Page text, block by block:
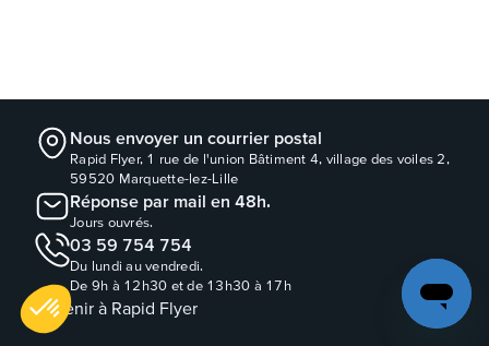
Nous envoyer un courrier postal
Rapid Flyer, 1 rue de l'union Bâtiment 4, village des voiles 2,
59520 Marquette-lez-Lille
Réponse par mail en 48h.
Jours ouvrés.
03 59 754 754
Du lundi au vendredi.
De 9h à 12h30 et de 13h30 à 17h
Revenir à Rapid Flyer